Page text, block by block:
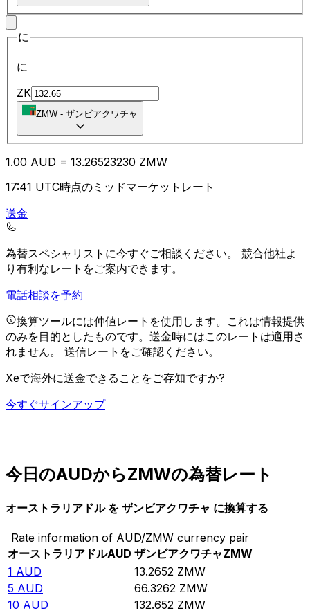
に
に
ZK
ZMW - ザンビアクワチャ
1.00 AUD = 13.26523230 ZMW
17:41 UTC時点のミッドマーケットレート
送金
為替スペシャリストに今すぐご相談ください。 競合他社よ
り有利なレートをご案内できます。
電話相談を予約
換算ツールには仲値レートを使用します。これは情報提供
のみを目的としたものです。送金時にはこのレートは適用さ
れません。 送信レートをご確認ください。
Xeで海外に送金できることをご存知ですか?
今すぐサインアップ
今日のAUDからZMWの為替レート
オーストラリアドル を ザンビアクワチャ に換算する
Rate information of AUD/ZMW currency pair
オーストラリアドルAUD ザンビアクワチャZMW
1 AUD 13.2652 ZMW
5 AUD 66.3262 ZMW
10 AUD 132.652 ZMW